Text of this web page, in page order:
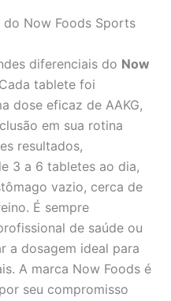
Now Foods Sports
diferenciais do Now
tablete foi
dose eficaz de AAKG,
em sua rotina
resultados,
3 a 6 tabletes ao dia,
vazio, cerca de
É sempre
de saúde ou
a dosagem ideal para
A marca Now Foods é
seu compromisso